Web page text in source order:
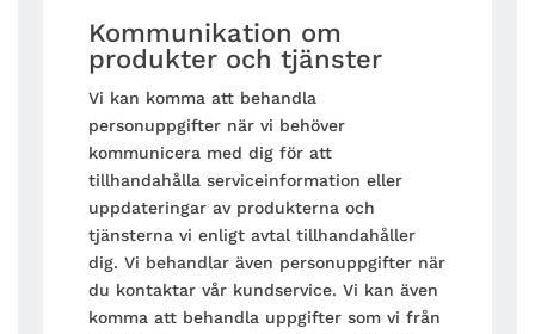
Kommunikation om
produkter och tjänster
Vi kan komma att behandla
personuppgifter när vi behöver
kommunicera med dig för att
tillhandahålla serviceinformation eller
uppdateringar av produkterna och
tjänsterna vi enligt avtal tillhandahåller
dig. Vi behandlar även personuppgifter när
du kontaktar vår kundservice. Vi kan även
komma att behandla uppgifter som vi från